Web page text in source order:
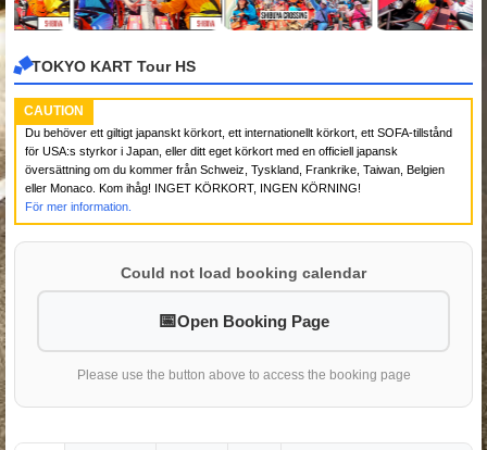
TOKYO KART Tour HS
CAUTION
Du behöver ett giltigt japanskt körkort, ett internationellt körkort, ett SOFA-tillstånd
för USA:s styrkor i Japan, eller ditt eget körkort med en officiell japansk
översättning om du kommer från Schweiz, Tyskland, Frankrike, Taiwan, Belgien
eller Monaco. Kom ihåg! INGET KÖRKORT, INGEN KÖRNING!
För mer information.
Could not load booking calendar
Open Booking Page
Please use the button above to access the booking page